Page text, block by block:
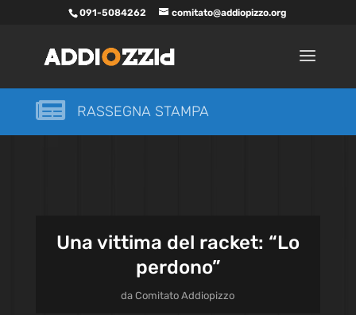
091-5084262 comitato@addiopizzo.org
 RASSEGNA STAMPA
Una vittima del racket: “Lo
perdono”
daComitato Addiopizzo